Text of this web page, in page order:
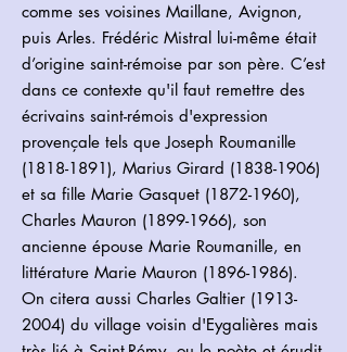
comme ses voisines Maillane, Avignon,
puis Arles. Frédéric Mistral lui-même était
d’origine saint-rémoise par son père. C’est
dans ce contexte qu'il faut remettre des
écrivains saint-rémois d'expression
provençale tels que Joseph Roumanille
(1818-1891), Marius Girard (1838-1906)
et sa fille Marie Gasquet (1872-1960),
Charles Mauron (1899-1966), son
ancienne épouse Marie Roumanille, en
littérature Marie Mauron (1896-1986).
On citera aussi Charles Galtier (1913-
2004) du village voisin d'Eygalières mais